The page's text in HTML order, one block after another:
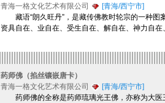
青海一格文化艺术有限公司
[青海/西宁市]
藏语“朗久旺丹”，是藏传佛教时轮宗的一种图
资具自在、业自在、受生自在、解自在、神力自
药师佛（掐丝镶嵌唐卡）
青海一格文化艺术有限公司
[青海/西宁市]
药师佛的全称是药师琉璃光王佛，亦称为大医